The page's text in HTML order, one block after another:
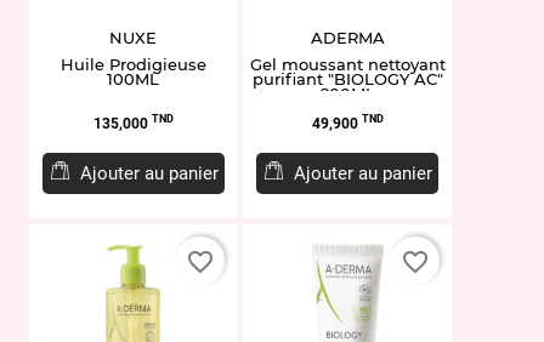
NUXE
Huile Prodigieuse
100ML
Prix
135,000 TND
Ajouter au panier
ADERMA
Gel moussant nettoyant
purifiant "BIOLOGY AC"
200ML
Prix
49,900 TND
Ajouter au panier
favorite_border favorite_border